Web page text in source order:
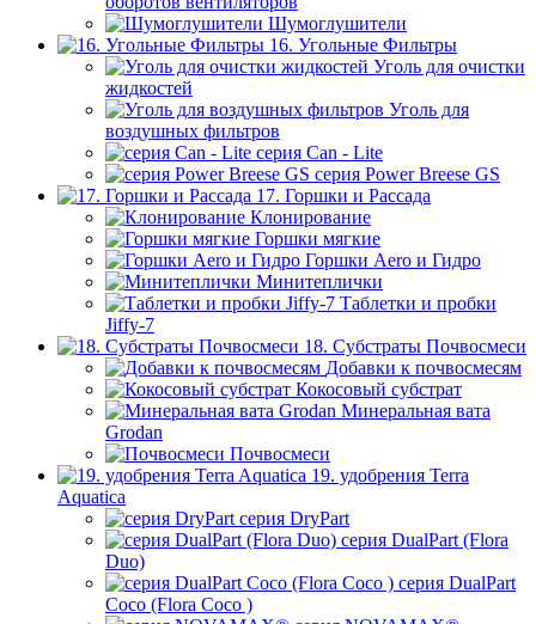
Шумоглушители
16. Угольные Фильтры
Уголь для очистки
жидкостей
Уголь для
воздушных фильтров
серия Can - Lite
серия Power Breese GS
17. Горшки и Рассада
Клонирование
Горшки мягкие
Горшки Aero и Гидро
Минитеплички
Таблетки и пробки
Jiffy-7
18. Субстраты Почвосмеси
Добавки к почвосмесям
Кокосовый субстрат
Минеральная вата
Grodan
Почвосмеси
19. удобрения Terra
Aquatica
серия DryPart
серия DualPart (Flora
Duo)
серия DualPart
Coco (Flora Coco )